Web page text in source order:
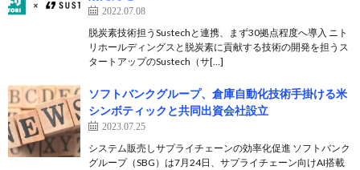
2022.07.08
脱炭素技術担うSustechと連携、まず30拠点程度へ導入 ニト
リホールディングスと脱炭素に貢献する技術の開発を担うス
タートアップのSustech（サ[…]
ソフトバンクグループ、倉庫自動化技術手掛ける米
シンボティックと共同出資会社設立
2023.07.25
システム販売しサプライチェーンの効率化促進 ソフトバンク
グループ（SBG）は7月24日、サプライチェーン向けAI搭載